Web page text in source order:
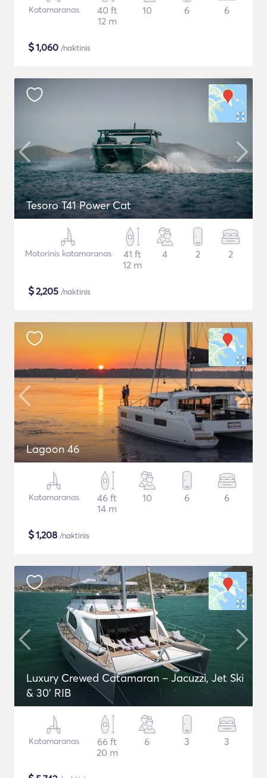
Katamaranas
40 ft
12 m
10 6 6
$1,060 /naktinis
Tesoro T41 Power Cat
Motorinis katamaranas
41 ft
12 m
4 2 2
$2,205 /naktinis
Lagoon 46
Katamaranas
46 ft
14 m
10 6 6
$1,208 /naktinis
Luxury Crewed Catamaran – Jacuzzi, Jet Ski
& 30’ RIB
Katamaranas
66 ft
20 m
6 3 3